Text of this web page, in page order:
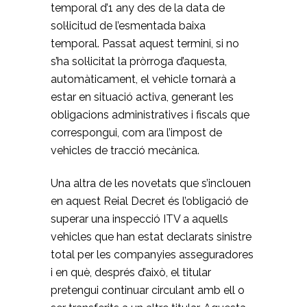
temporal d’1 any des de la data de
sol·licitud de l’esmentada baixa
temporal. Passat aquest termini, si no
s’ha sol·licitat la pròrroga d’aquesta,
automàticament, el vehicle tornarà a
estar en situació activa, generant les
obligacions administratives i fiscals que
correspongui, com ara l’impost de
vehicles de tracció mecànica.
Una altra de les novetats que s’inclouen
en aquest Reial Decret és l’obligació de
superar una inspecció ITV a aquells
vehicles que han estat declarats sinistre
total per les companyies asseguradores
i en què, després d’això, el titular
pretengui continuar circulant amb ell o